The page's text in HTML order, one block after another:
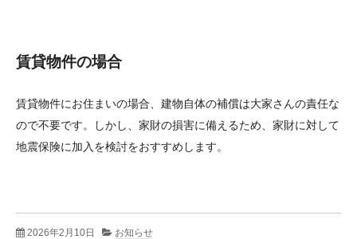
賃貸物件の場合
賃貸物件にお住まいの場合、建物自体の補償は大家さんの責任な
ので不要です。しかし、家財の損害に備えるため、家財に対して
地震保険に加入を検討をおすすめします。
2026年2月10日 お知らせ